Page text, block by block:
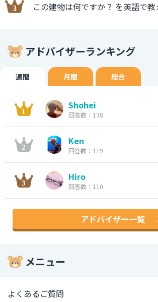
この建物は何ですか？ を英語で教
アドバイザーランキング
週間 月間 総合
Shohei
回答数：138
Ken
回答数：119
Hiro
回答数：110
アドバイザー一覧
メニュー
よくあるご質問